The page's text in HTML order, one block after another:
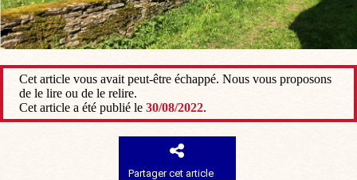
Cet article vous avait peut-être échappé. Nous vous proposons
de le lire ou de le relire.
Cet article a été publié le 30/08/2022.
Partager cet article